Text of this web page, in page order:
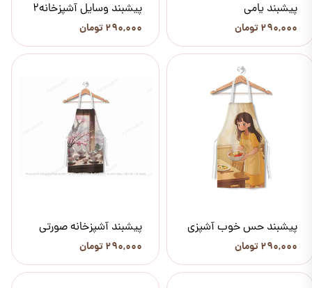
پیشبند یامی
۲۹۰,۰۰۰ تومان
پیشبند وسایل آشپزخانه2
۲۹۰,۰۰۰ تومان
پیشبند حس خوب آشپزی
۲۹۰,۰۰۰ تومان
پیشبند آشپزخانه صورتی
۲۹۰,۰۰۰ تومان